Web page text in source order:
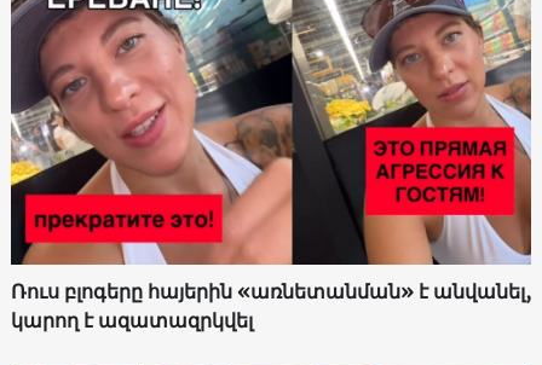
Ռուս բլոգերը հայերին «առնետանման» է անվանել,
կարող է ազատազրկվել